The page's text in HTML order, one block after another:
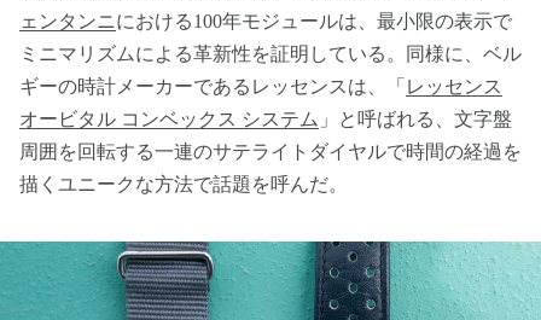
ェンタンニにおける100年モジュールは、最小限の表示で
ミニマリズムによる革新性を証明している。同様に、ベル
ギーの時計メーカーであるレッセンスは、「 レッセンス
オービタル コンベックス システム 」と呼ばれる、文字盤
周囲を回転する一連のサテライトダイヤルで時間の経過を
描くユニークな方法で話題を呼んだ。